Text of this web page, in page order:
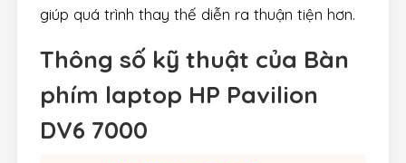
giúp quá trình thay thế diễn ra thuận tiện hơn.
Thông số kỹ thuật của Bàn
phím laptop HP Pavilion
DV6 7000